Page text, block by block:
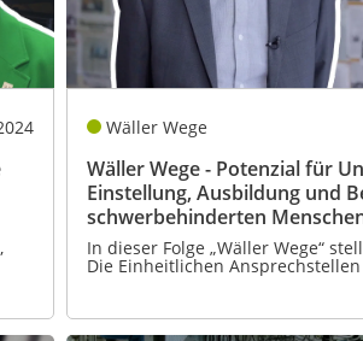
Wäller Wege
Wäller Wege - Potenzial für
Einstellung, Ausbildung und
schwerbehinderten
In dieser Folge „Wäller Wege“
Die Einheitlichen